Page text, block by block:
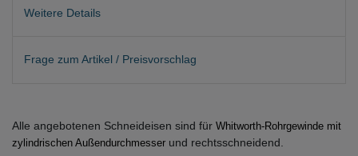
Weitere Details
Frage zum Artikel / Preisvorschlag
Alle angebotenen Schneideisen sind für Whitworth-Rohrgewinde mit
zylindrischen Außendurchmesser und rechtsschneidend.